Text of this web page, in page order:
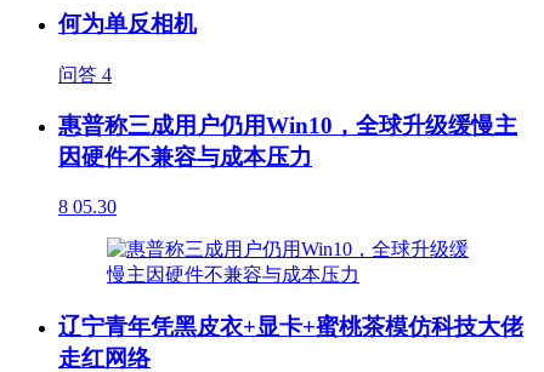
何为单反相机
问答 4
惠普称三成用户仍用Win10，全球升级缓慢主
因硬件不兼容与成本压力
8 05.30
辽宁青年凭黑皮衣+显卡+蜜桃茶模仿科技大佬
走红网络